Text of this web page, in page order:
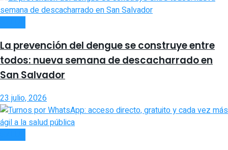
La prevención del dengue se construye entre
todos: nueva semana de descacharrado en
San Salvador
23 julio, 2026